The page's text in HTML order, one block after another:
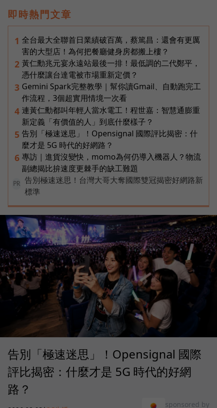
即時熱門文章
1 全台最大全聯首日業績破百萬，蔡篤昌：還會有更厲
害的大型店！為何把餐廳健身房都搬上樓？
2 黃仁勳兆元宴永遠站最後一排！最低調的二代鄭平，
憑什麼讓台達電被市場重新定價？
3 Gemini Spark完整教學｜幫你讀Gmail、自動跑完工
作流程，3個超實用情境一次看
4 連黃仁勳都叫年輕人當水電工！程世嘉：智慧通膨重
新定義「有價值的人」到底什麼樣子？
5 告別「極速迷思」！Opensignal 國際評比揭密：什
麼才是 5G 時代的好網路？
6 專訪｜進貨沒變快，momo為何仍導入機器人？物流
副總揭比拚速度更棘手的缺工難題
PR
告別極速迷思！台灣大哥大奪國際雙冠揭密好網路新
標準
告別「極速迷思」！Opensignal 國際
評比揭密：什麼才是 5G 時代的好網
路？
sponsored by